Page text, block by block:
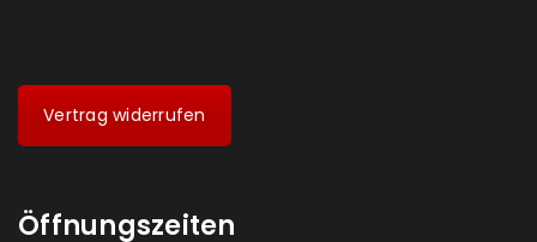
Vertrag widerrufen
Öffnungszeiten